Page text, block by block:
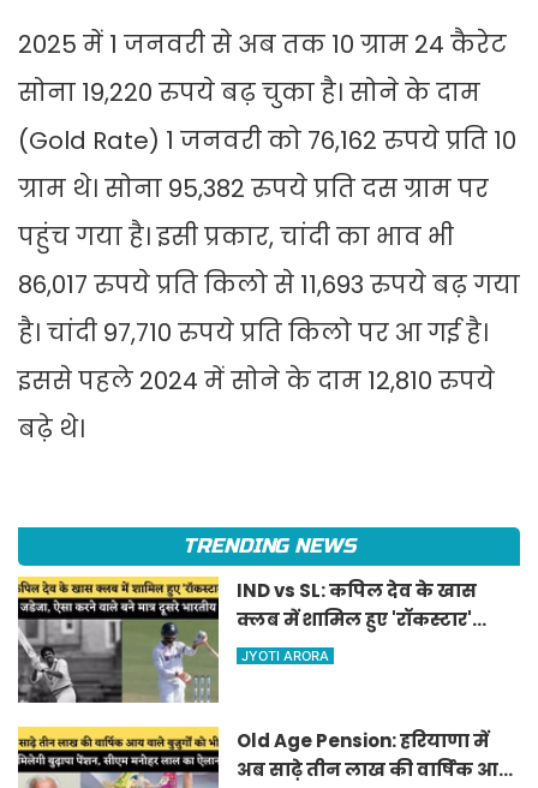
2025 में 1 जनवरी से अब तक 10 ग्राम 24 कैरेट
सोना 19,220 रुपये बढ़ चुका है। सोने के दाम
(Gold Rate) 1 जनवरी को 76,162 रुपये प्रति 10
ग्राम थे। सोना 95,382 रुपये प्रति दस ग्राम पर
पहुंच गया है। इसी प्रकार, चांदी का भाव भी
86,017 रुपये प्रति किलो से 11,693 रुपये बढ़ गया
है। चांदी 97,710 रुपये प्रति किलो पर आ गई है।
इससे पहले 2024 में सोने के दाम 12,810 रुपये
बढ़े थे।
TRENDING NEWS
IND vs SL: कपिल देव के खास
क्लब में शामिल हुए 'रॉकस्टार'
जडेजा, ऐसा करने वाले बने मात्र
JYOTI ARORA
Old Age Pension: हरियाणा में
अब साढ़े तीन लाख की वार्षिक आय